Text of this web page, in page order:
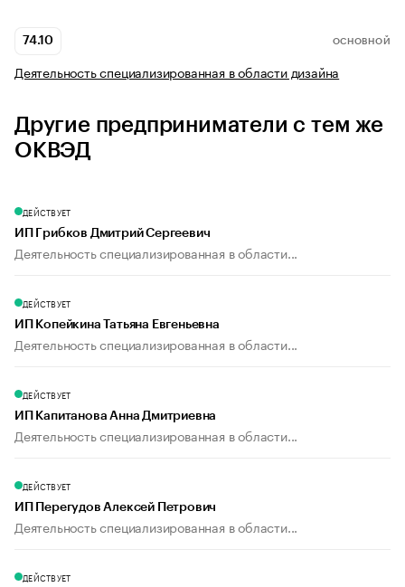
74.10 ОСНОВНОЙ
Деятельность специализированная в области дизайна
Другие предприниматели с тем же
ОКВЭД
ДЕЙСТВУЕТ
ИП Грибков Дмитрий Сергеевич
Деятельность специализированная в области...
ДЕЙСТВУЕТ
ИП Копейкина Татьяна Евгеньевна
Деятельность специализированная в области...
ДЕЙСТВУЕТ
ИП Капитанова Анна Дмитриевна
Деятельность специализированная в области...
ДЕЙСТВУЕТ
ИП Перегудов Алексей Петрович
Деятельность специализированная в области...
ДЕЙСТВУЕТ